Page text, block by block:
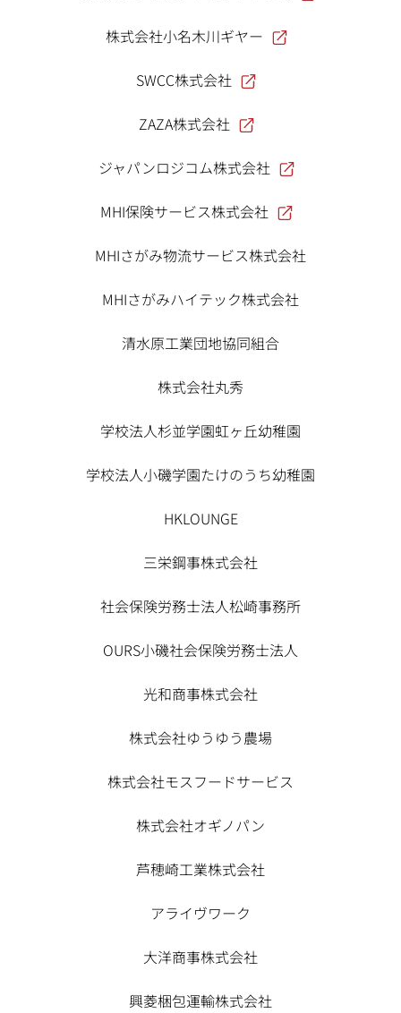
株式会社小名木川ギヤー
SWCC株式会社
ZAZA株式会社
ジャパンロジコム株式会社
MHI保険サービス株式会社
MHIさがみ物流サービス株式会社
MHIさがみハイテック株式会社
清水原工業団地協同組合
株式会社丸秀
学校法人杉並学園虹ヶ丘幼稚園
学校法人小磯学園たけのうち幼稚園
HKLOUNGE
三栄鋼事株式会社
社会保険労務士法人松崎事務所
OURS小磯社会保険労務士法人
光和商事株式会社
株式会社ゆうゆう農場
株式会社モスフードサービス
株式会社オギノパン
芦穂崎工業株式会社
アライヴワーク
大洋商事株式会社
興菱梱包運輸株式会社